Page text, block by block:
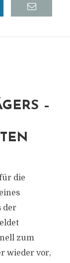
–
die
der
zum
wieder vor,